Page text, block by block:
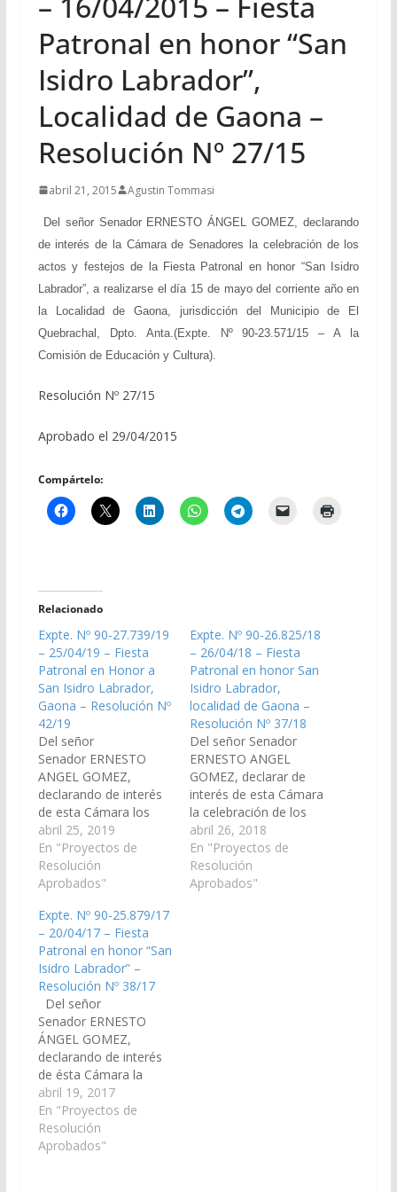
Patronal en honor “San
Isidro Labrador”,
Localidad de Gaona –
Resolución Nº 27/15
abril 21, 2015 Agustin Tommasi
Del señor Senador ERNESTO ÁNGEL GOMEZ, declarando
de interés de la Cámara de Senadores la celebración de los
actos y festejos de la Fiesta Patronal en honor “San Isidro
Labrador”, a realizarse el día 15 de mayo del corriente año en
la Localidad de Gaona, jurisdicción del Municipio de El
Quebrachal, Dpto. Anta.(Expte. Nº 90-23.571/15 – A la
Comisión de Educación y Cultura).
Resolución Nº 27/15
Aprobado el 29/04/2015
Compártelo:
Relacionado
Expte. Nº 90-27.739/19
– 25/04/19 – Fiesta
Patronal en Honor a
San Isidro Labrador,
Gaona – Resolución Nº
42/19
Del señor
Senador ERNESTO
ANGEL GOMEZ,
declarando de interés
de esta Cámara los
actos y festejos de la
Fiesta Patronal en
Honor a San Isidro
Labrador, a llevarse a
en la localidad de
Gaona. (Expte. Nº 90-
27.739/19, a la
Comisión de Educación
y Cultura) Resolución…
abril 25, 2019
En "Proyectos de
Resolución
Aprobados"
Expte. Nº 90-26.825/18
– 26/04/18 – Fiesta
Patronal en honor San
Isidro Labrador,
localidad de Gaona –
Resolución Nº 37/18
Del señor Senador
ERNESTO ANGEL
GOMEZ, declarar de
interés de esta Cámara
la celebración de los
actos y festejos de la
Fiesta Patronal en
honor San Isidro
Labrador, a realizarse
abril 26, 2018
En "Proyectos de
Resolución
Aprobados"
Expte. Nº 90-25.879/17
– 20/04/17 – Fiesta
Patronal en honor “San
Isidro Labrador” –
Resolución Nº 38/17
Del señor
Senador ERNESTO
ÁNGEL GOMEZ,
declarando de interés
de ésta Cámara la
celebración de los
actos y festejos de la
Fiesta Patronal en
honor "San Isidro
abril 19, 2017
En "Proyectos de
Resolución
Aprobados"